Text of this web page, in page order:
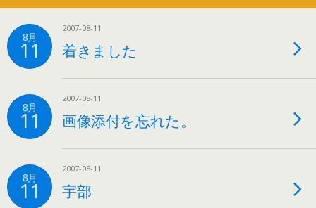
8月
11
2007-08-11
着きました
8月
11
2007-08-11
画像添付を忘れた。
8月
11
2007-08-11
宇部